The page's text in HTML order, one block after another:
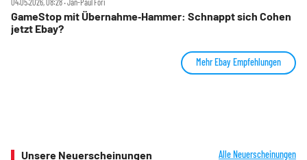
04.05.2026, 08:28 ‧ Jan-Paul Fóri
GameStop mit Übernahme‑Hammer: Schnappt sich Cohen
jetzt Ebay?
Mehr Ebay Empfehlungen
Unsere Neuerscheinungen Alle Neuerscheinungen